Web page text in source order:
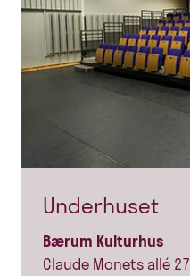
Underhuset
Bærum Kulturhus
Claude Monets allé 27